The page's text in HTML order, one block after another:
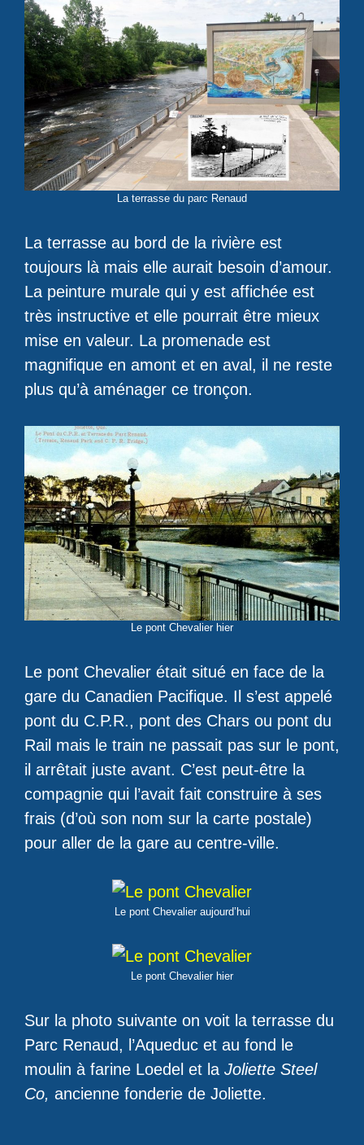
La terrasse du parc Renaud
La terrasse au bord de la rivière est
toujours là mais elle aurait besoin d’amour.
La peinture murale qui y est affichée est
très instructive et elle pourrait être mieux
mise en valeur. La promenade est
magnifique en amont et en aval, il ne reste
plus qu’à aménager ce tronçon.
Le pont Chevalier hier
Le pont Chevalier était situé en face de la
gare du Canadien Pacifique. Il s’est appelé
pont du C.P.R., pont des Chars ou pont du
Rail mais le train ne passait pas sur le pont,
il arrêtait juste avant. C’est peut-être la
compagnie qui l’avait fait construire à ses
frais (d’où son nom sur la carte postale)
pour aller de la gare au centre-ville.
Le pont Chevalier aujourd’hui
Le pont Chevalier hier
Sur la photo suivante on voit la terrasse du
Parc Renaud, l’Aqueduc et au fond le
moulin à farine Loedel et la Joliette Steel
Co, ancienne fonderie de Joliette.